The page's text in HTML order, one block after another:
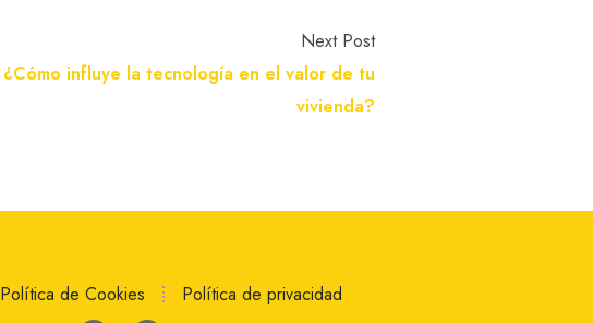
Next Post
¿Cómo influye la tecnología en el valor de tu
vivienda?
Política de Cookies Política de privacidad